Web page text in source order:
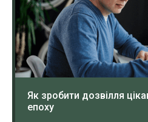
Як зробити дозвілля
епоху